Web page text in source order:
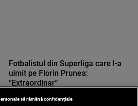
Fotbalistul din Superliga care l-a
uimit pe Florin Prunea:
”Extraordinar”
să rămână confidențiale